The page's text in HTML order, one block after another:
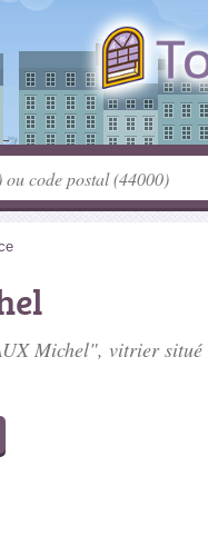
Michel", vitrier situé